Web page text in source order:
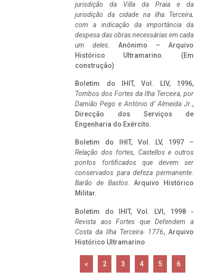
jurisdição da Villa da Praia e da
jurisdição da cidade na ilha Terceira,
com a indicação da importância da
despesa das obras necessárias em cada
um deles. Anónimo – Arquivo
Histórico Ultramarino. (Em
construção)
Boletim do IHIT, Vol. LIV, 1996,
Tombos dos Fortes da Ilha Terceira, por
Damião Pego e António d’ Almeida Jr.,
Direcção dos Serviços de
Engenharia do Exército.
Boletim do IHIT, Vol. LV, 1997 –
Relação dos fortes, Castellos e outros
pontos fortificados que devem ser
conservados para defeza permanente.
Barão de Bastos. Arquivo Histórico
Militar.
Boletim do IHIT, Vol. LVI, 1998 -
Revista aos Fortes que Defendem a
Costa da Ilha Terceira- 1776, Arquivo
Histórico Ultramarino
« 2 3 4 5 6